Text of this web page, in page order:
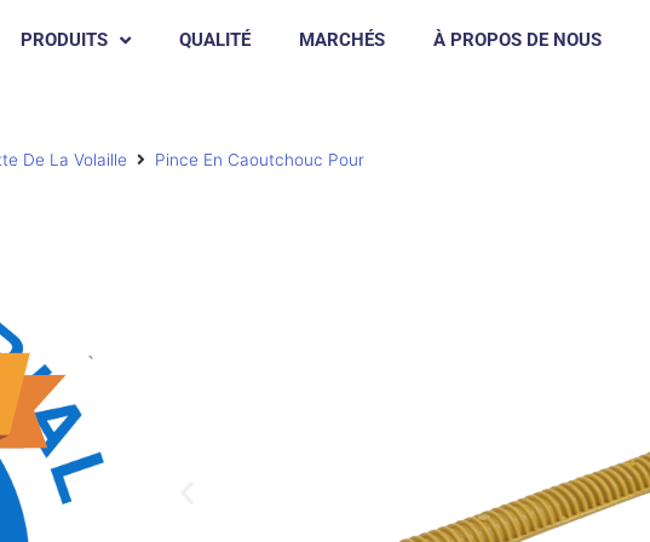
PRODUITS QUALITÉ MARCHÉS À PROPOS DE NOUS
De La Volaille
Pince En Caoutchouc Pour
piqueurs